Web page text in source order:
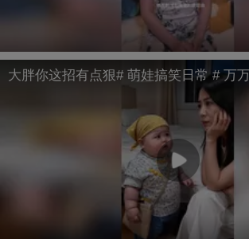
大胖你这招有点狠# 萌娃搞笑日常 # 万